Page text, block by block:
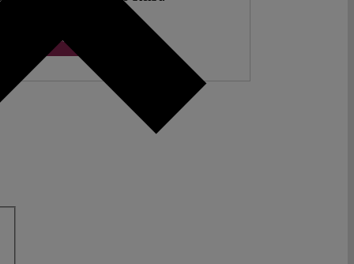
Spenden ♡